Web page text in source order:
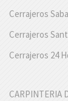
Cerrajeros
Cerrajeros
Cerrajeros 24
CARPINTERIA